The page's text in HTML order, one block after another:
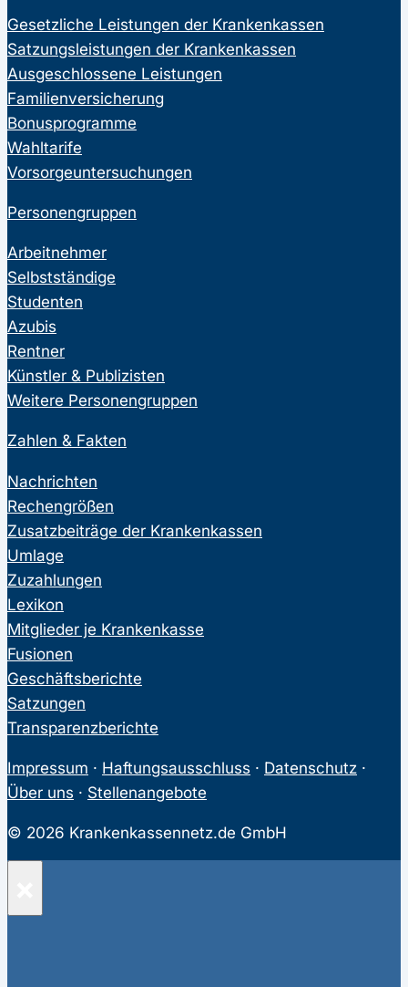
Gesetzliche Leistungen der Krankenkassen
Satzungsleistungen der Krankenkassen
Ausgeschlossene Leistungen
Familienversicherung
Bonusprogramme
Wahltarife
Vorsorgeuntersuchungen
Personengruppen
Arbeitnehmer
Selbstständige
Studenten
Azubis
Rentner
Künstler & Publizisten
Weitere Personengruppen
Zahlen & Fakten
Nachrichten
Rechengrößen
Zusatzbeiträge der Krankenkassen
Umlage
Zuzahlungen
Lexikon
Mitglieder je Krankenkasse
Fusionen
Geschäftsberichte
Satzungen
Transparenzberichte
Impressum · Haftungsausschluss · Datenschutz ·
Über uns · Stellenangebote
© 2026 Krankenkassennetz.de GmbH